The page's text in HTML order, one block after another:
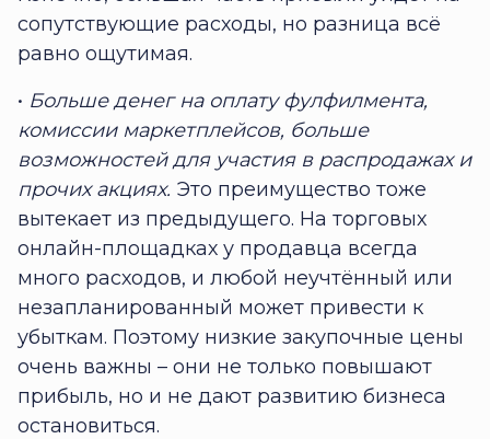
сопутствующие расходы, но разница всё
равно ощутимая.
• Больше денег на оплату фулфилмента,
комиссии маркетплейсов, больше
возможностей для участия в распродажах и
прочих акциях. Это преимущество тоже
вытекает из предыдущего. На торговых
онлайн-площадках у продавца всегда
много расходов, и любой неучтённый или
незапланированный может привести к
убыткам. Поэтому низкие закупочные цены
очень важны – они не только повышают
прибыль, но и не дают развитию бизнеса
остановиться.